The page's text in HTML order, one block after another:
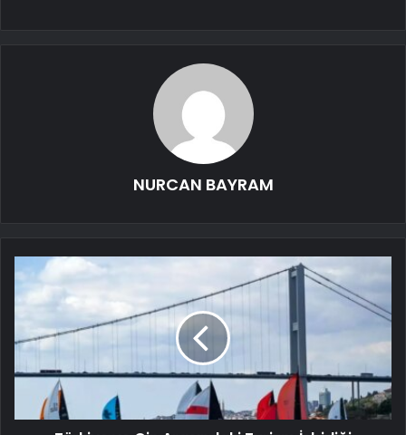
NURCAN BAYRAM